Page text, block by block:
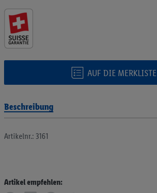
AUF DIE MERKLISTE
Beschreibung
Artikelnr.: 3161
Artikel empfehlen: